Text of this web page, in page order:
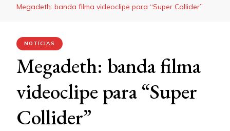
Megadeth: banda filma videoclipe para “Super Collider”
NOTÍCIAS
Megadeth: banda filma
videoclipe para “Super
Collider”